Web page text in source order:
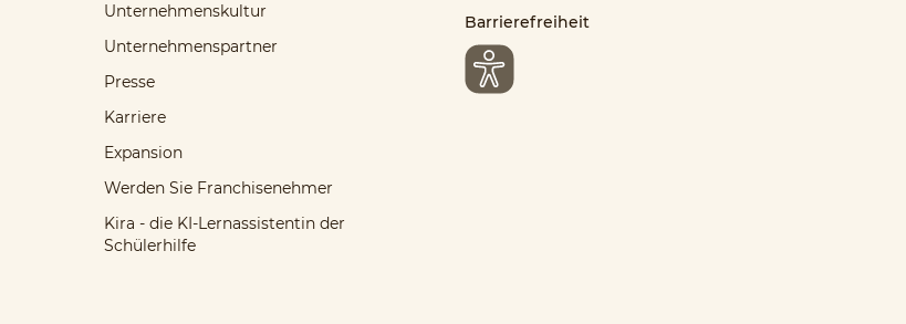
Unternehmenskultur
Unternehmenspartner
Presse
Karriere
Expansion
Werden Sie Franchisenehmer
Kira - die KI-Lernassistentin der
Schülerhilfe
Barrierefreiheit